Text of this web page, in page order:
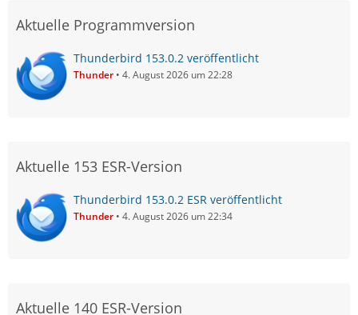
Aktuelle Programmversion
Thunderbird 153.0.2 veröffentlicht
Thunder 4. August 2026 um 22:28
Aktuelle 153 ESR-Version
Thunderbird 153.0.2 ESR veröffentlicht
Thunder 4. August 2026 um 22:34
Aktuelle 140 ESR-Version